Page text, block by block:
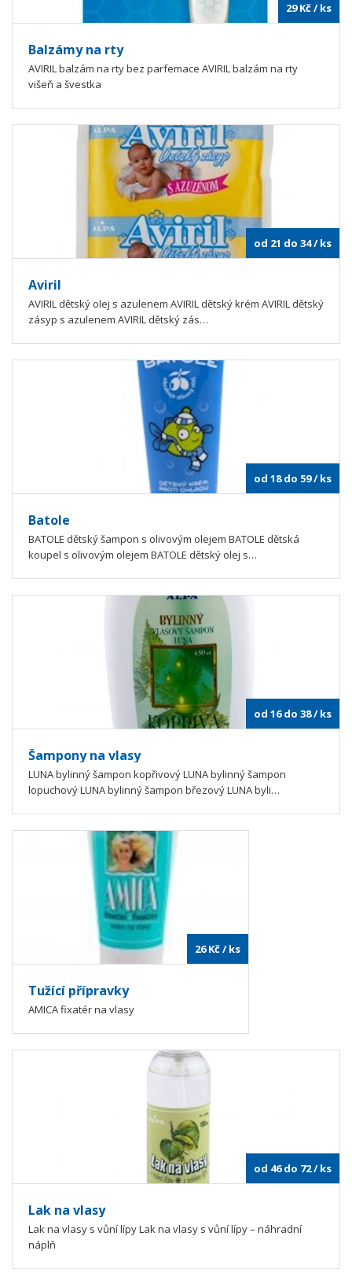
29 Kč/ ks
Balzámy na rty
AVIRIL balzám na rty bez parfemace AVIRIL balzám na rty
višeň a švestka
od 21 do 34/ ks
Aviril
AVIRIL dětský olej s azulenem AVIRIL dětský krém AVIRIL dětský
zásyp s azulenem AVIRIL dětský zás…
od 18 do 59/ ks
Batole
BATOLE dětský šampon s olivovým olejem BATOLE dětská
koupel s olivovým olejem BATOLE dětský olej s…
od 16 do 38/ ks
Šampony na vlasy
LUNA bylinný šampon kopřivový LUNA bylinný šampon
lopuchový LUNA bylinný šampon březový LUNA byli…
26 Kč/ ks
Tužící přípravky
AMICA fixatér na vlasy
od 46 do 72/ ks
Lak na vlasy
Lak na vlasy s vůní lípy Lak na vlasy s vůní lípy – náhradní
náplň